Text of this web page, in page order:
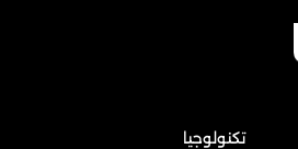
تكنولوجيا